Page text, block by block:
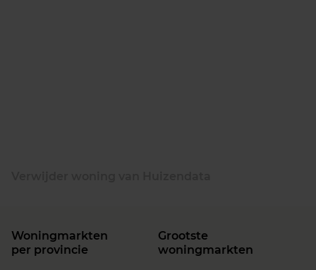
Woningmarkten
per provincie
Grootste
woningmarkten